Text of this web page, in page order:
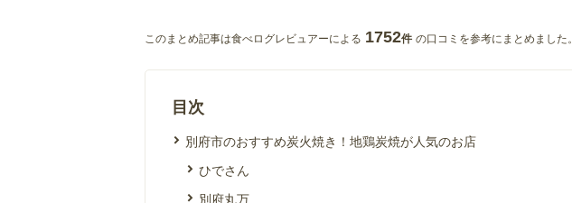
このまとめ記事は食べログレビュアーによる 1752件 の口コミを参考にまとめました。
目次
別府市のおすすめ炭火焼き！地鶏炭焼が人気のお店
ひでさん
別府丸万